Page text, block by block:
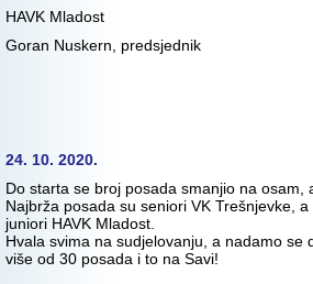
HAVK Mladost
Goran Nuskern, predsjednik
24. 10. 2020.
Do starta se broj posada smanjio na osam,
Najbrža posada su seniori VK Trešnjevke,
juniori HAVK Mladost.
Hvala svima na sudjelovanju, a nadamo se
više od 30 posada i to na Savi!